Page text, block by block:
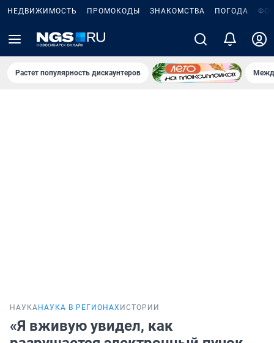
НЕДВИЖИМОСТЬ ПРОМОКОДЫ ЗНАКОМСТВА ПОГОДА
Растет популярность дискаунтеров
НАУКА НАУКА В РЕГИОНАХ ИСТОРИИ
«Я вживую увидел, как